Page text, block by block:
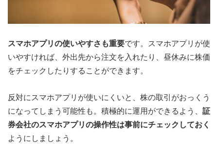
スマホアプリの使いやすさも重要です。スマホアプリが使
いやすければ、外出先から注文を入れたり、昼休みに株価
をチェックしたりすることができます。
反対にスマホアプリが使いにくいと、株の取引がおっくう
になってしまう可能性も。積極的に運用ができるよう、 証
券会社のスマホアプリの操作性は事前にチェックしておく
ようにしましょう。